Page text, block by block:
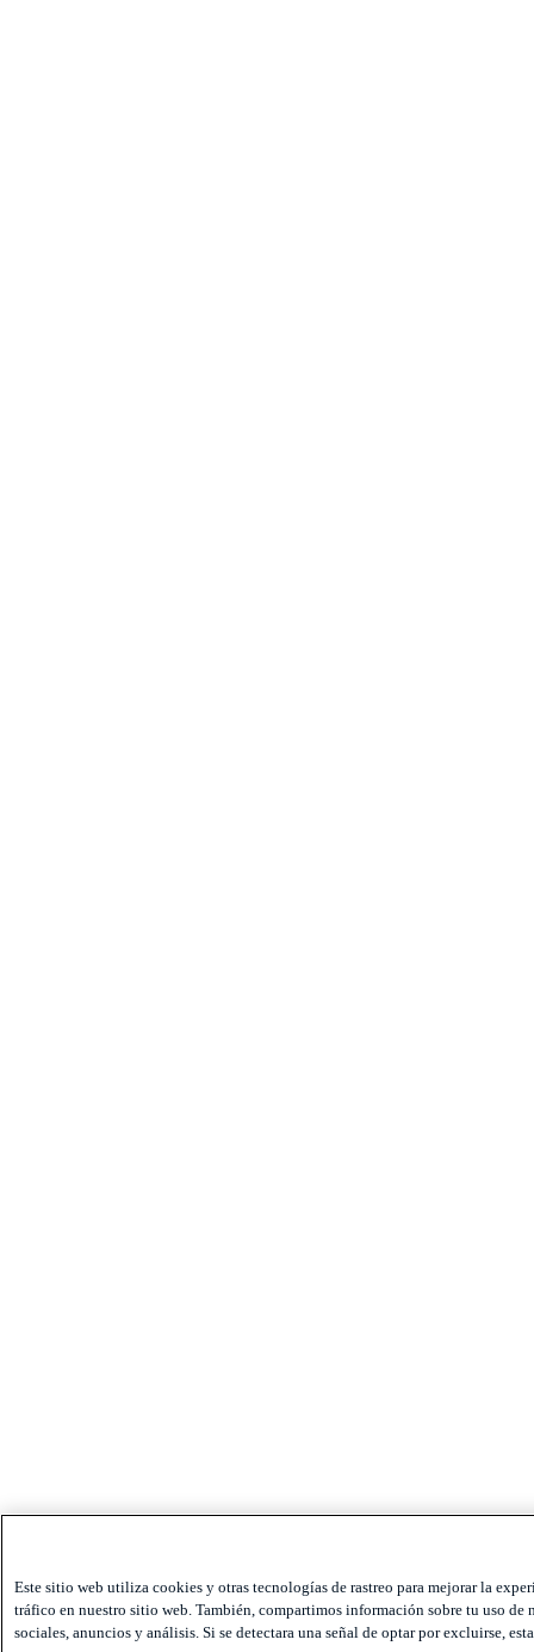
Este sitio web utiliza cookies y otras tecnologías de rastreo para mejorar la
tráfico en nuestro sitio web. También, compartimos información sobre tu uso de
sociales, anuncios y análisis. Si se detectara una señal de optar por excluirse,